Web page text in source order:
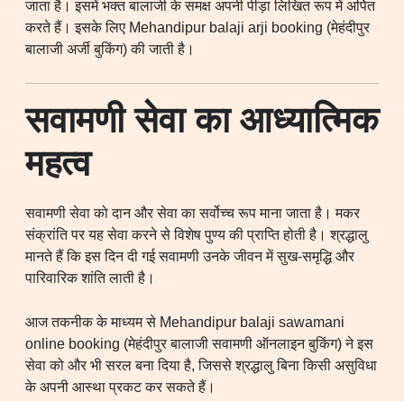
जाता है। इसमें भक्त बालाजी के समक्ष अपनी पीड़ा लिखित रूप में अर्पित
करते हैं। इसके लिए Mehandipur balaji arji booking (मेहंदीपुर
बालाजी अर्जी बुकिंग) की जाती है।
सवामणी सेवा का आध्यात्मिक
महत्व
सवामणी सेवा को दान और सेवा का सर्वोच्च रूप माना जाता है। मकर
संक्रांति पर यह सेवा करने से विशेष पुण्य की प्राप्ति होती है। श्रद्धालु
मानते हैं कि इस दिन दी गई सवामणी उनके जीवन में सुख-समृद्धि और
पारिवारिक शांति लाती है।
आज तकनीक के माध्यम से Mehandipur balaji sawamani
online booking (मेहंदीपुर बालाजी सवामणी ऑनलाइन बुकिंग) ने इस
सेवा को और भी सरल बना दिया है, जिससे श्रद्धालु बिना किसी असुविधा
के अपनी आस्था प्रकट कर सकते हैं।